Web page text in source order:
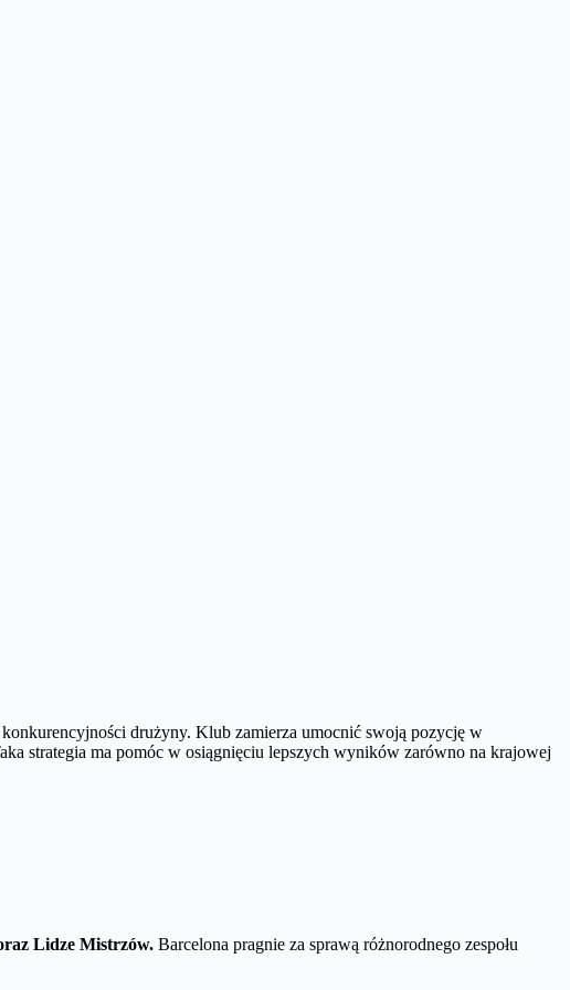
drużyny. Klub zamierza umocnić swoją pozycję w
strategia ma pomóc w osiągnięciu lepszych wyników zarówno na krajowej
Lidze Mistrzów. Barcelona pragnie za sprawą różnorodnego zespołu